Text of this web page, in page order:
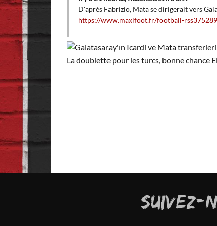
sa place dans
même plus, des
D'après Fabrizio, Mata se dirigerait vers
https://www.maxifoot.fr/football-
La doublette pour les turcs, bonne chance
SUIVEZ-